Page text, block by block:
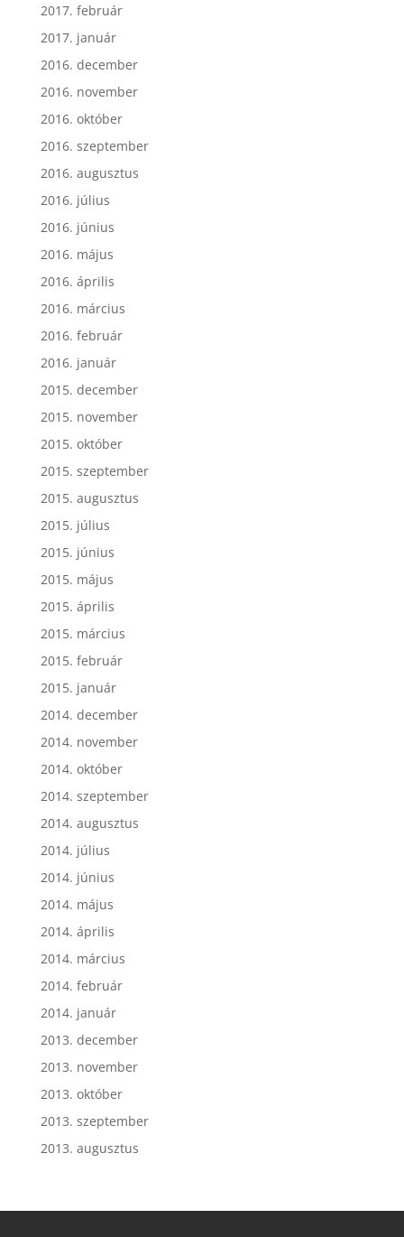
2017. február
2017. január
2016. december
2016. november
2016. október
2016. szeptember
2016. augusztus
2016. július
2016. június
2016. május
2016. április
2016. március
2016. február
2016. január
2015. december
2015. november
2015. október
2015. szeptember
2015. augusztus
2015. július
2015. június
2015. május
2015. április
2015. március
2015. február
2015. január
2014. december
2014. november
2014. október
2014. szeptember
2014. augusztus
2014. július
2014. június
2014. május
2014. április
2014. március
2014. február
2014. január
2013. december
2013. november
2013. október
2013. szeptember
2013. augusztus